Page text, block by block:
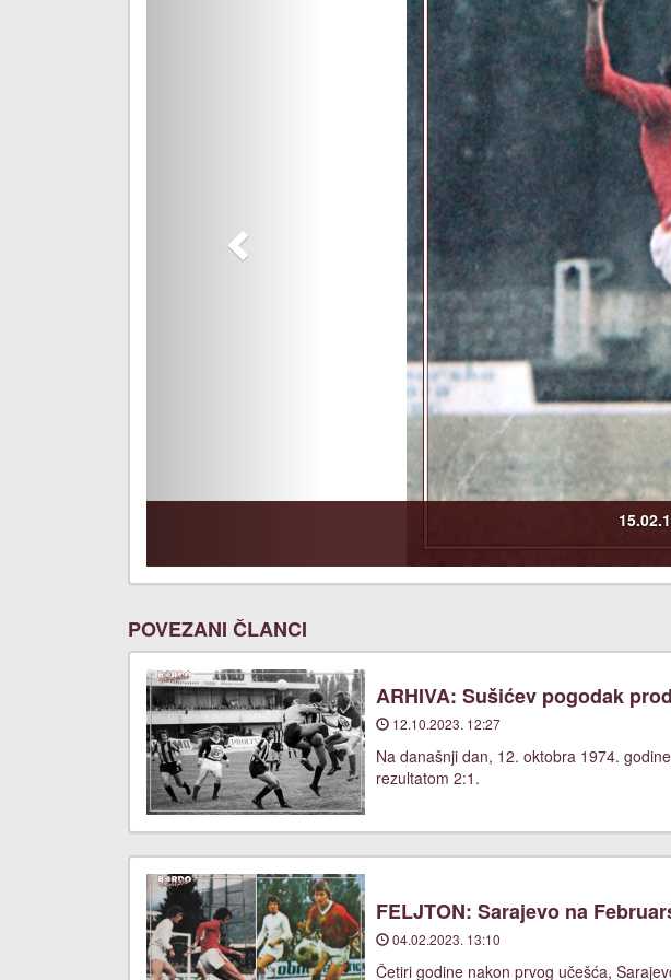
POVEZANI ČLANCI
ARHIVA: Sušićev pogodak
12.10.2023. 12:27
Na današnji dan, 12. oktobra 1974.
rezultatom 2:1.
FELJTON: Sarajevo na
04.02.2023. 13:10
Četiri godine nakon prvog učešća,